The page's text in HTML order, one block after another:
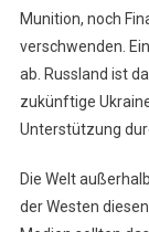
Munition, noch
verschwenden.
ab. Russland ist
zukünftige
Unterstützung
Die Welt
der Westen